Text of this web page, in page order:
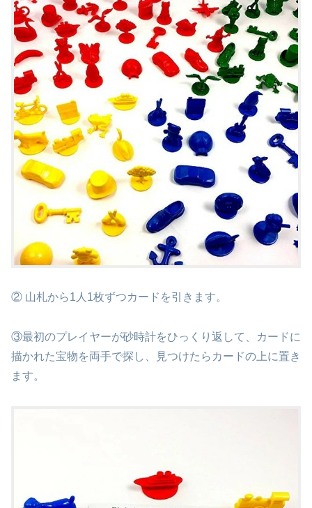
② 山札から1人1枚ずつカードを引きます。
③最初のプレイヤーが砂時計をひっくり返して、カードに
描かれた宝物を両手で探し、見つけたらカードの上に置き
ます。